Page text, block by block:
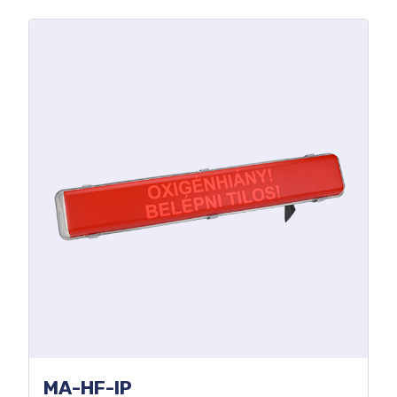
MA-HF-IP